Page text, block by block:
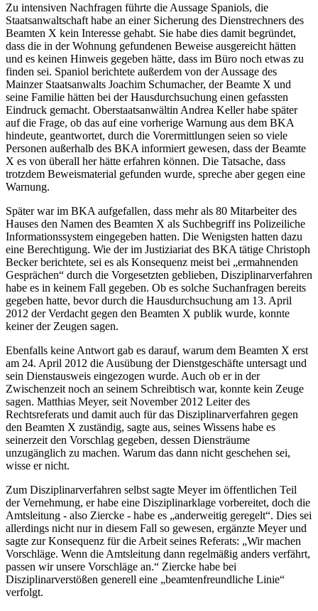
Zu intensiven Nachfragen führte die Aussage Spaniols, die
Staatsanwaltschaft habe an einer Sicherung des Dienstrechners des
Beamten X kein Interesse gehabt. Sie habe dies damit begründet,
dass die in der Wohnung gefundenen Beweise ausgereicht hätten
und es keinen Hinweis gegeben hätte, dass im Büro noch etwas zu
finden sei. Spaniol berichtete außerdem von der Aussage des
Mainzer Staatsanwalts Joachim Schumacher, der Beamte X und
seine Familie hätten bei der Hausdurchsuchung einen gefassten
Eindruck gemacht. Oberstaatsanwältin Andrea Keller habe später
auf die Frage, ob das auf eine vorherige Warnung aus dem BKA
hindeute, geantwortet, durch die Vorermittlungen seien so viele
Personen außerhalb des BKA informiert gewesen, dass der Beamte
X es von überall her hätte erfahren können. Die Tatsache, dass
trotzdem Beweismaterial gefunden wurde, spreche aber gegen eine
Warnung.
Später war im BKA aufgefallen, dass mehr als 80 Mitarbeiter des
Hauses den Namen des Beamten X als Suchbegriff ins Polizeiliche
Informationssystem eingegeben hatten. Die Wenigsten hatten dazu
eine Berechtigung. Wie der im Justiziariat des BKA tätige Christoph
Becker berichtete, sei es als Konsequenz meist bei „ermahnenden
Gesprächen“ durch die Vorgesetzten geblieben, Disziplinarverfahren
habe es in keinem Fall gegeben. Ob es solche Suchanfragen bereits
gegeben hatte, bevor durch die Hausdurchsuchung am 13. April
2012 der Verdacht gegen den Beamten X publik wurde, konnte
keiner der Zeugen sagen.
Ebenfalls keine Antwort gab es darauf, warum dem Beamten X erst
am 24. April 2012 die Ausübung der Dienstgeschäfte untersagt und
sein Dienstausweis eingezogen wurde. Auch ob er in der
Zwischenzeit noch an seinem Schreibtisch war, konnte kein Zeuge
sagen. Matthias Meyer, seit November 2012 Leiter des
Rechtsreferats und damit auch für das Disziplinarverfahren gegen
den Beamten X zuständig, sagte aus, seines Wissens habe es
seinerzeit den Vorschlag gegeben, dessen Diensträume
unzugänglich zu machen. Warum das dann nicht geschehen sei,
wisse er nicht.
Zum Disziplinarverfahren selbst sagte Meyer im öffentlichen Teil
der Vernehmung, er habe eine Disziplinarklage vorbereitet, doch die
Amtsleitung - also Ziercke - habe es „anderweitig geregelt“. Dies sei
allerdings nicht nur in diesem Fall so gewesen, ergänzte Meyer und
sagte zur Konsequenz für die Arbeit seines Referats: „Wir machen
Vorschläge. Wenn die Amtsleitung dann regelmäßig anders verfährt,
passen wir unsere Vorschläge an.“ Ziercke habe bei
Disziplinarverstößen generell eine „beamtenfreundliche Linie“
verfolgt.